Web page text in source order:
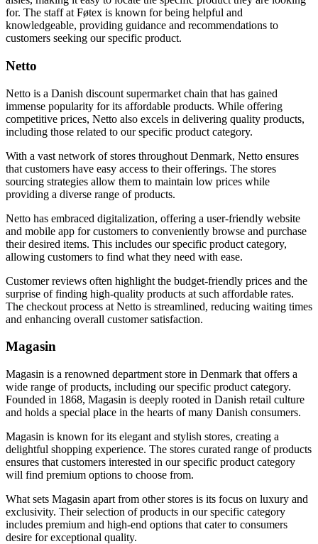
for. The staff at Føtex is known for being helpful and
knowledgeable, providing guidance and recommendations to
customers seeking our specific product.
Netto
Netto is a Danish discount supermarket chain that has gained
immense popularity for its affordable products. While offering
competitive prices, Netto also excels in delivering quality products,
including those related to our specific product category.
With a vast network of stores throughout Denmark, Netto ensures
that customers have easy access to their offerings. The stores
sourcing strategies allow them to maintain low prices while
providing a diverse range of products.
Netto has embraced digitalization, offering a user-friendly website
and mobile app for customers to conveniently browse and purchase
their desired items. This includes our specific product category,
allowing customers to find what they need with ease.
Customer reviews often highlight the budget-friendly prices and the
surprise of finding high-quality products at such affordable rates.
The checkout process at Netto is streamlined, reducing waiting times
and enhancing overall customer satisfaction.
Magasin
Magasin is a renowned department store in Denmark that offers a
wide range of products, including our specific product category.
Founded in 1868, Magasin is deeply rooted in Danish retail culture
and holds a special place in the hearts of many Danish consumers.
Magasin is known for its elegant and stylish stores, creating a
delightful shopping experience. The stores curated range of products
ensures that customers interested in our specific product category
will find premium options to choose from.
What sets Magasin apart from other stores is its focus on luxury and
exclusivity. Their selection of products in our specific category
includes premium and high-end options that cater to consumers
desire for exceptional quality.